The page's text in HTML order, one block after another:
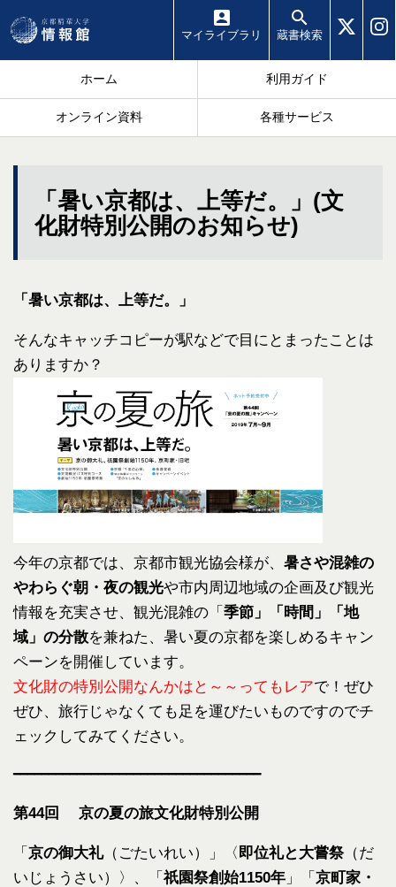
マイ ライブラリ 蔵書検索
ホーム 利用ガイド
オンライン資料 各種サービス
「暑い京都は、上等だ。」(文
化財特別公開のお知らせ)
「暑い京都は、上等だ。」
そんなキャッチコピーが駅などで目にとまったことは
ありますか？
今年の京都では、京都市観光協会様が、 暑さや混雑の
やわらぐ朝・ 夜の観光や市内周辺地域の企画及び観光
情報を充実させ、 観光混雑の「 季節」「時間」「地
域」の分散を兼ねた、 暑い夏の京都を楽しめるキャン
ペーンを開催しています。
文化財の特別公開なんかはと～～ってもレアで！ぜひ
ぜひ、 旅行じゃなくても足を運びたいものですのでチ
ェックしてみてください。
━━━━━━━━━━━━━━━━━━━━━━━━━━━━━━━━━━━
第44回 京の夏の旅文化財特別公開
「 京の御大礼（ごたいれい）」〈即位礼と大嘗祭（だ
いじょうさい）〉、「祇園祭創始1150年 」「 京町家・